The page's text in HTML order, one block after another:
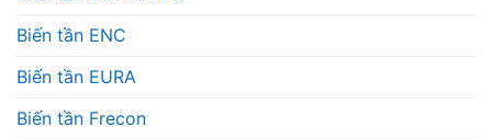
Biến tần ENC
Biến tần EURA
Biến tần Frecon